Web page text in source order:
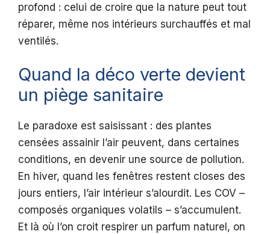
profond : celui de croire que la nature peut tout
réparer, même nos intérieurs surchauffés et mal
ventilés.
Quand la déco verte devient
un piège sanitaire
Le paradoxe est saisissant : des plantes
censées assainir l’air peuvent, dans certaines
conditions, en devenir une source de pollution.
En hiver, quand les fenêtres restent closes des
jours entiers, l’air intérieur s’alourdit. Les COV –
composés organiques volatils – s’accumulent.
Et là où l’on croit respirer un parfum naturel, on